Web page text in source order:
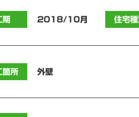
期 2018/10月 住宅種
箇所 外壁